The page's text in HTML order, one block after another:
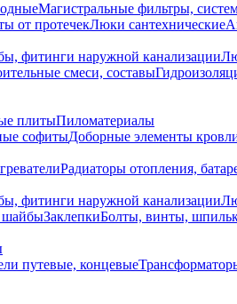
Магистральные фильтры,
от протечекЛюки сантехнические
фитинги наружной канализации
смеси, составы
плитыПиломатериалы
софитыДоборные элементы
Радиаторы отопления,
фитинги наружной канализации
шайбыЗаклепкиБолты, винты,
путевые, концевые